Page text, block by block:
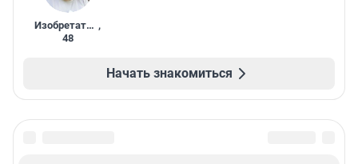
Изобретатель ,
48
Начать знакомиться